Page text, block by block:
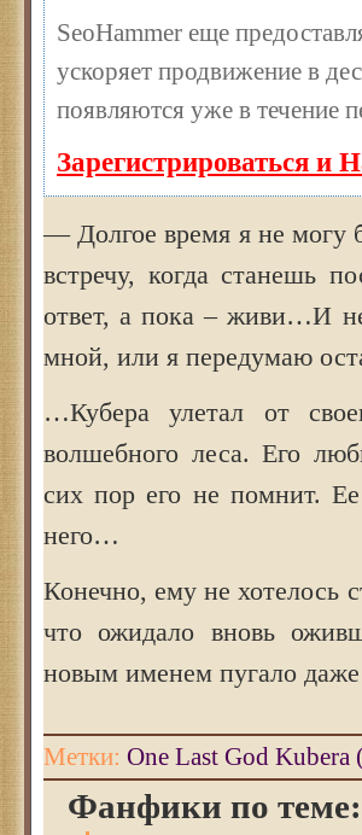
SeoHammer еще
ускоряет продвижение в
появляются уже в течение
Зарегистрироваться и
— Долгое время я не
встречу, когда станешь
ответ, а пока – живи…И
мной, или я передумаю
…Кубера улетал от
волшебного леса. Его
сих пор его не помнит. Ее
него…
Конечно, ему не хотелось
что ожидало вновь
новым именем пугало даже
Метки: One Last God Kubera
Фанфики по теме: